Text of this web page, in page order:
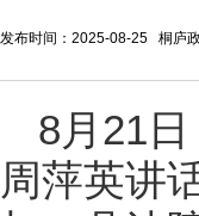
发布时间：2025-08-25 桐庐
8月21
周萍英讲